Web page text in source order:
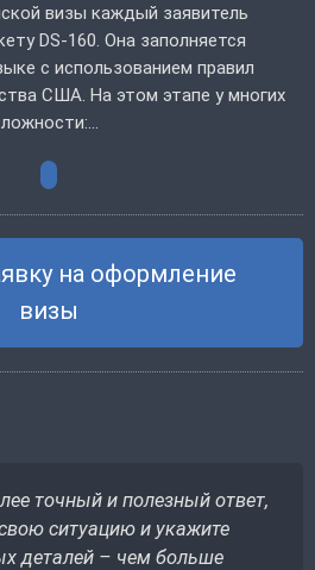
визы каждый заявитель
DS-160. Она заполняется
с использованием правил
США. На этом этапе у многих
на оформление
визы
точный и полезный ответ,
ситуацию и укажите
деталей – чем больше